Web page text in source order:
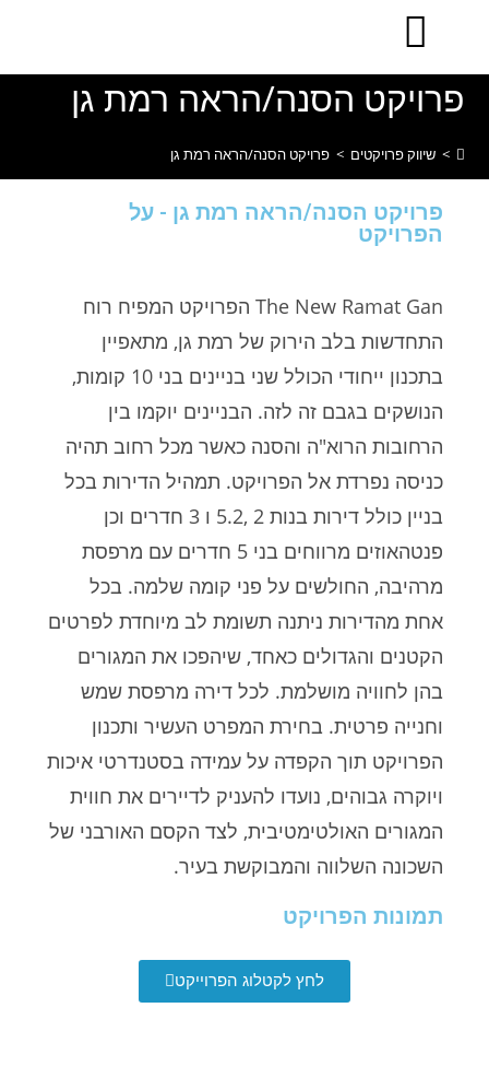
פרויקט הסנה/הראה רמת גן
> שיווק פרויקטים > פרויקט הסנה/הראה רמת גן
פרויקט הסנה/הראה רמת גן - על
הפרויקט
The New Ramat Gan הפרויקט המפיח רוח
התחדשות בלב הירוק של רמת גן, מתאפיין
בתכנון ייחודי הכולל שני בניינים בני 10 קומות,
הנושקים בגבם זה לזה. הבניינים יוקמו בין
הרחובות הרוא"ה והסנה כאשר מכל רחוב תהיה
כניסה נפרדת אל הפרויקט. תמהיל הדירות בכל
בניין כולל דירות בנות 2 ,5.2 ו 3 חדרים וכן
פנטהאוזים מרווחים בני 5 חדרים עם מרפסת
מרהיבה, החולשים על פני קומה שלמה. בכל
אחת מהדירות ניתנה תשומת לב מיוחדת לפרטים
הקטנים והגדולים כאחד, שיהפכו את המגורים
בהן לחוויה מושלמת. לכל דירה מרפסת שמש
וחנייה פרטית. בחירת המפרט העשיר ותכנון
הפרויקט תוך הקפדה על עמידה בסטנדרטי איכות
ויוקרה גבוהים, נועדו להעניק לדיירים את חווית
המגורים האולטימטיבית, לצד הקסם האורבני של
השכונה השלווה והמבוקשת בעיר.
תמונות הפרויקט
לחץ לקטלוג הפרוייקט